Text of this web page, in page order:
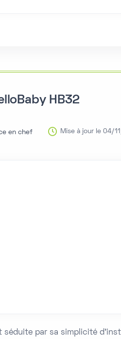
HB32
en chef Mise à jour le 04/
séduite par sa simplicité